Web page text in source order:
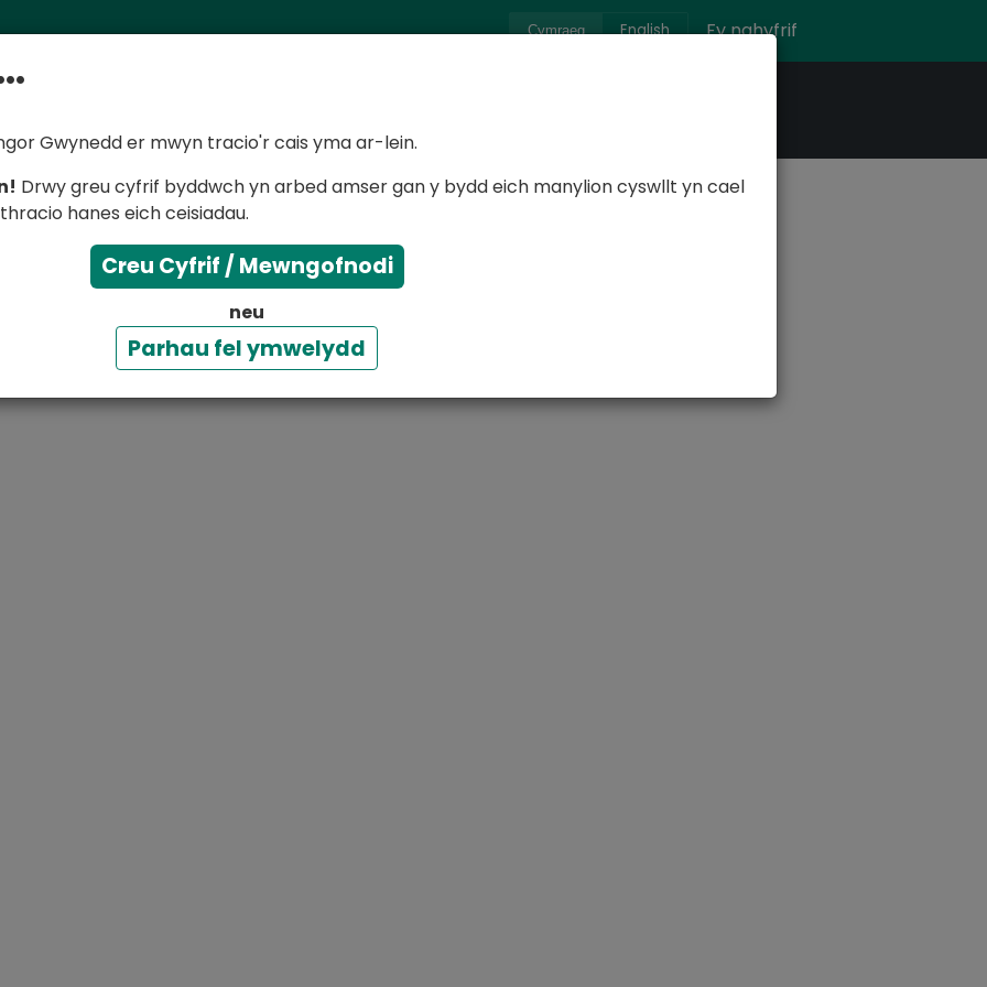
Cymraeg English Fy nghyfrif
Ailgylchu
yn ei dderbyn. Nid fyddwn yn derbyn gwastraff gan unrhyw fusnes, siop, sefydliad,
na landlord sydd adnewyddu eiddo rhent.
Gwynedd er mwyn tracio'r cais yma ar-lein.
Drwy greu cyfrif byddwch yn arbed amser gan y bydd eich manylion cyswllt yn cael
hanes eich ceisiadau.
Creu Cyfrif / Mewngofnodi
neu
Parhau fel ymwelydd